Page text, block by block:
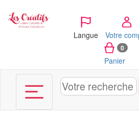
Langue Votre
0
Panier